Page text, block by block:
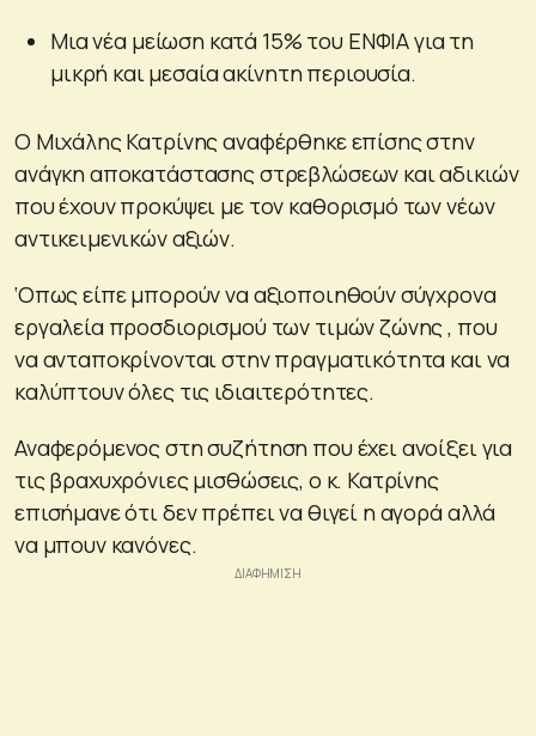
Μια νέα μείωση κατά 15% του ΕΝΦΙΑ για τη
μικρή και μεσαία ακίνητη περιουσία.
Ο Μιχάλης Κατρίνης αναφέρθηκε επίσης στην
ανάγκη αποκατάστασης στρεβλώσεων και αδικιών
που έχουν προκύψει με τον καθορισμό των νέων
αντικειμενικών αξιών.
‘Οπως είπε μπορούν να αξιοποιηθούν σύγχρονα
εργαλεία προσδιορισμού των τιμών ζώνης , που
να ανταποκρίνονται στην πραγματικότητα και να
καλύπτουν όλες τις ιδιαιτερότητες.
Αναφερόμενος στη συζήτηση που έχει ανοίξει για
τις βραχυχρόνιες μισθώσεις, ο κ. Κατρίνης
επισήμανε ότι δεν πρέπει να θιγεί η αγορά αλλά
να μπουν κανόνες.